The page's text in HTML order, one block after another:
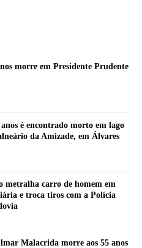
morre em Presidente Prudente
é encontrado morto em lago
da Amizade, em Álvares
metralha carro de homem em
e troca tiros com a Polícia
Malacrida morre aos 55 anos